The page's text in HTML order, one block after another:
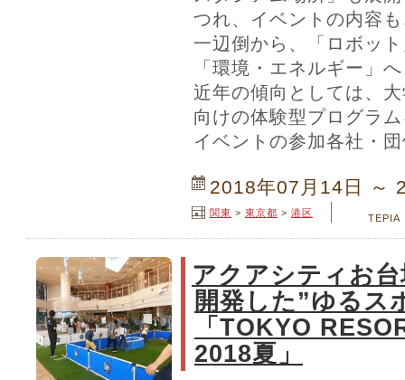
つれ、イベントの内容
一辺倒から、「ロボッ
「環境・エネルギー」
近年の傾向としては、
向けの体験型プログラ
イベントの参加各社・
2018年07月14日 ～
関東 > 東京都 > 港区 TEPIA
アクアシティお
開発した”ゆるス
「TOKYO
2018夏」